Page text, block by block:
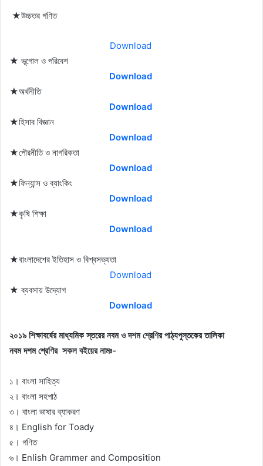
★উচ্চতর গণিত
Download
★ ভূগোল ও পরিবেশ
Download
★অর্থনীতি
Download
★হিসাব বিজ্ঞান
Download
★পৌরনীতি ও নাগরিকতা
Download
★ফিন্যান্স ও ব্যাংকিং
Download
★কৃষি শিক্ষা
Download
★বাংলাদেশের ইতিহাস ও বিশ্বসভ্যতা
Download
★ ব্যবসায় উদ্যোগ
Download
২০১৯ শিক্ষাবর্ষের মাধ্যমিক স্তরের নবম ও দশম শ্রেণির পাঠ্যপুস্তকের তালিকা
নবম দশম শ্রেণির সকল বইয়ের নামঃ-
১। বাংলা সাহিত্য
২। বাংলা সহপাঠ
৩। বাংলা ভাষার ব্যাকরণ
৪। English for Toady
৫। গণিত
৬। Enlish Grammer and Composition